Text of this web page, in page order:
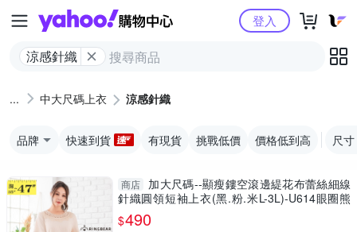
Yahoo購物中心
涼感針織
登入
中大尺碼上衣 涼感針織
品牌 快速到貨 有現貨 挑戰低價 價格低到高 尺寸
商店
加大尺碼--顯瘦鏤空滾邊緹花布蕾絲細線
針織圓領短袖上衣(黑.粉.米L-3L)-U614眼圈熊
中大尺碼
$490